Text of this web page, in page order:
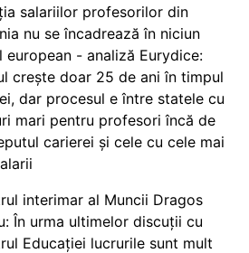
salariilor profesorilor din
nu se încadrează în niciun
european - analiză Eurydice:
crește doar 25 de ani în timpul
dar procesul e între statele cu
mari pentru profesori încă de
carierei și cele cu cele mai
interimar al Muncii Dragos
În urma ultimelor discuții cu
Educației lucrurile sunt mult